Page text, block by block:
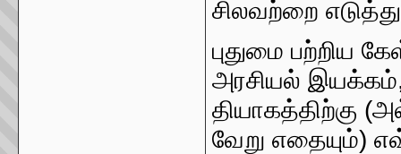
சிலவற்றை
புதுமை பற்றிய
அரசியல் இயக்கம்,
தியாகத்திற்கு
வேறு எதையும்)